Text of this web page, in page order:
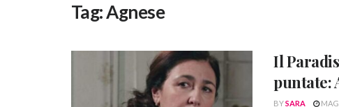
Tag:Agnese
Il
puntate:
BYSARA